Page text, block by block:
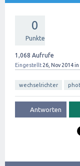
0
Punkte
1,068 Aufrufe
Eingestellt 26, Nov 2014in
wechselrichter